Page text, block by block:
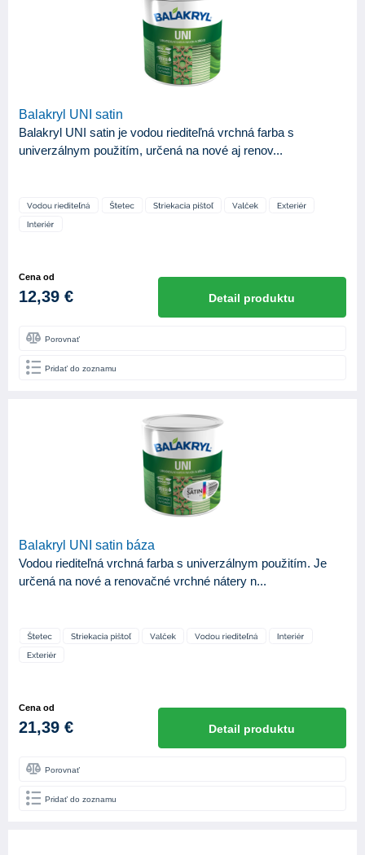
Balakryl UNI satin
Balakryl UNI satin je vodou riediteľná vrchná farba s
univerzálnym použitím, určená na nové aj renov...
Cena od
12,39 € Detail produktu
Porovnať
Pridať do zoznamu
Balakryl UNI satin báza
Vodou riediteľná vrchná farba s univerzálnym použitím. Je
určená na nové a renovačné vrchné nátery n...
Cena od
21,39 € Detail produktu
Porovnať
Pridať do zoznamu